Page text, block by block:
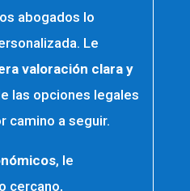
abogados lo
Le
valoración clara y
las opciones legales
camino a seguir.
, le
cercano,